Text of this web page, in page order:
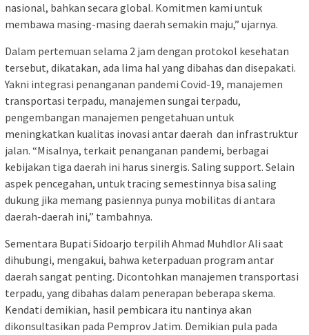
nasional, bahkan secara global. Komitmen kami untuk
membawa masing-masing daerah semakin maju,” ujarnya.
Dalam pertemuan selama 2 jam dengan protokol kesehatan
tersebut, dikatakan, ada lima hal yang dibahas dan disepakati.
Yakni integrasi penanganan pandemi Covid-19, manajemen
transportasi terpadu, manajemen sungai terpadu,
pengembangan manajemen pengetahuan untuk
meningkatkan kualitas inovasi antar daerah dan infrastruktur
jalan. “Misalnya, terkait penanganan pandemi, berbagai
kebijakan tiga daerah ini harus sinergis. Saling support. Selain
aspek pencegahan, untuk tracing semestinnya bisa saling
dukung jika memang pasiennya punya mobilitas di antara
daerah-daerah ini,” tambahnya.
Sementara Bupati Sidoarjo terpilih Ahmad Muhdlor Ali saat
dihubungi, mengakui, bahwa keterpaduan program antar
daerah sangat penting. Dicontohkan manajemen transportasi
terpadu, yang dibahas dalam penerapan beberapa skema.
Kendati demikian, hasil pembicara itu nantinya akan
dikonsultasikan pada Pemprov Jatim. Demikian pula pada